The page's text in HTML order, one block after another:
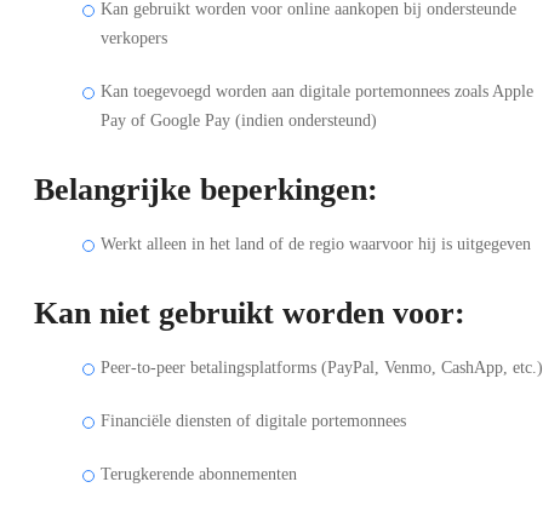
Kan gebruikt worden voor online aankopen bij ondersteunde
verkopers
Kan toegevoegd worden aan digitale portemonnees zoals Apple
Pay of Google Pay (indien ondersteund)
Belangrijke beperkingen:
Werkt alleen in het land of de regio waarvoor hij is uitgegeven
Kan niet gebruikt worden voor:
Peer-to-peer betalingsplatforms (PayPal, Venmo, CashApp, etc.)
Financiële diensten of digitale portemonnees
Terugkerende abonnementen